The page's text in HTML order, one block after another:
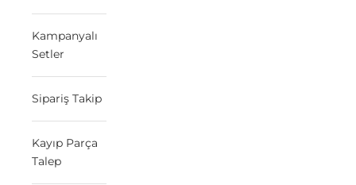
Kampanyalı
Setler
Sipariş Takip
Kayıp Parça
Talep